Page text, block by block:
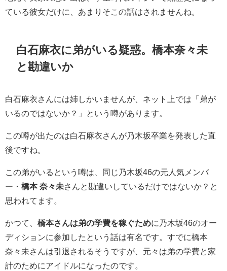
ている彼女だけに、あまりそこの話はされませんね。
白石麻衣に弟がいる疑惑。橋本奈々未
と勘違いか
白石麻衣さんには姉しかいませんが、ネット上では「弟が
いるのではないか？」という噂があります。
この噂が出たのは白石麻衣さんが乃木坂卒業を発表した直
後ですね。
この弟がいるという噂は、同じ乃木坂46の元人気メンバ
ー・ 橋本 奈々未さんと勘違いしているだけではないか？と
思われてます。
かつて、 橋本さんは弟の学費を稼ぐために乃木坂46のオー
ディションに参加したという話は有名です。すでに橋本
奈々未さんは引退されるそうですが、元々は弟の学費と家
計のためにアイドルになったのです。